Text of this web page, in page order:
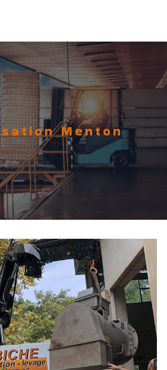
Menton